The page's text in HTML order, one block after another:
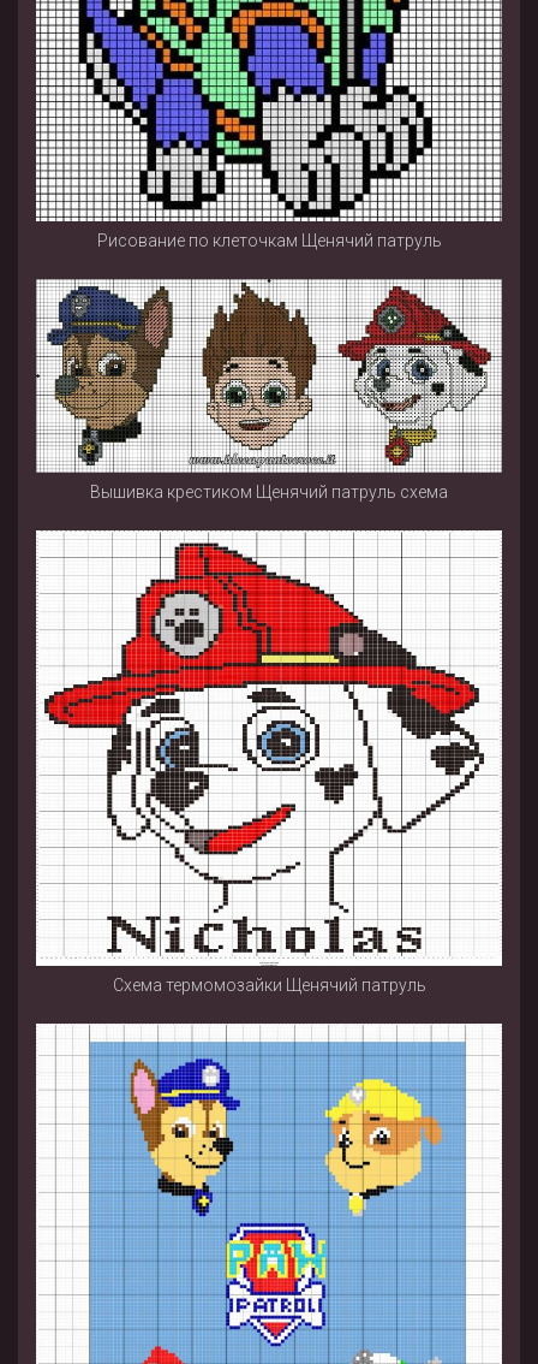
Рисование по клеточкам Щенячий патруль
Вышивка крестиком Щенячий патруль схема
Схема термомозайки Щенячий патруль